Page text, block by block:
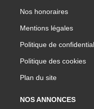
Nos honoraires
Mentions légales
Politique de
Politique des cookies
Plan du site
NOS ANNONCES